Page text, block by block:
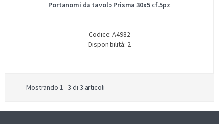
Portanomi da tavolo Prisma 30x5 cf.5pz
Codice: A4982
Disponibilità: 2
Mostrando 1 - 3 di 3 articoli